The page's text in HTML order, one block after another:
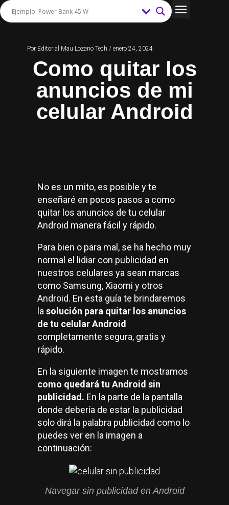
Ir
al
Por Editorial Mau Lozano Tech / enero 24, 2024
Como quitar los
anuncios de mi
celular Android
No es un mito, es posible y te
enseñaré en pocos pasos a como
quitar los anuncios de tu celular
Android manera fácil y rápido.
Para bien o para mal, se ha hecho muy
normal el lidiar con publicidad en
nuestros celulares ya sean marcas
como Samsung, Xiaomi y otros
Android. En esta guía te brindaremos
la solución para quitar los anuncios
de tu celular Android
completamente segura, gratis y
rápido.
En la siguiente imagen te mostramos
como quedará tu Android sin
publicidad. En la parte de la pantalla
donde debería de estar la publicidad
solo dirá la palabra publicidad como lo
puedes ver en la imagen a
continuación:
Navegar sin publicidad en Android
h
t
p
:
/
w
.
t
i
k
t
o
k
.
o
m
/
@
s
I
s
t
g
r
F
c
e
o
o
Y
u
T
b
e